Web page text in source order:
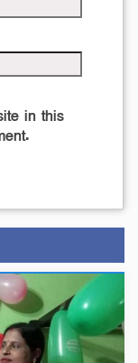
in this